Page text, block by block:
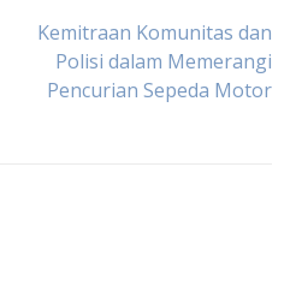
Kemitraan Komunitas dan
Polisi dalam Memerangi
Pencurian Sepeda Motor